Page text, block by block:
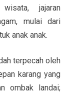
jajaran
mulai dari
anak anak.
terpecah oleh
karang yang
ombak landai;